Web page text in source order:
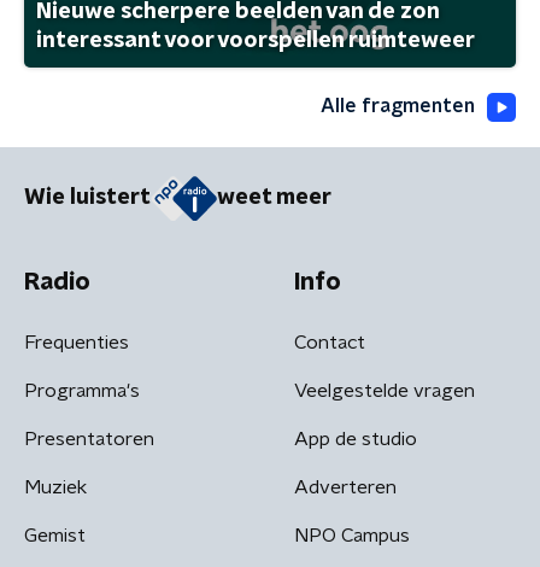
Nieuwe scherpere beelden van de zon
interessant voor voorspellen ruimteweer
Alle fragmenten
Wie luistert weet meer
Radio
Frequenties
Programma's
Presentatoren
Muziek
Gemist
Info
Contact
Veelgestelde vragen
App de studio
Adverteren
NPO Campus